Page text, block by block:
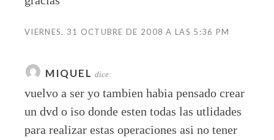
VIERNES, 31 OCTUBRE DE 2008 A LAS 5:36 PM
MIQUEL dice:
vuelvo a ser yo tambien habia pensado crear
un dvd o iso donde esten todas las utlidades
para realizar estas operaciones asi no tener